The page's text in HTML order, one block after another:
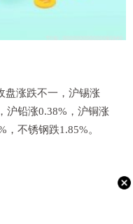
盘涨跌不一，沪锡涨
沪铅涨0.38%，沪铜涨
不锈钢跌1.85%。